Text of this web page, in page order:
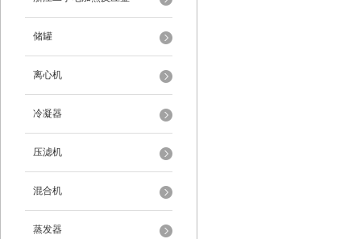
储罐
离心机
冷凝器
压滤机
混合机
蒸发器